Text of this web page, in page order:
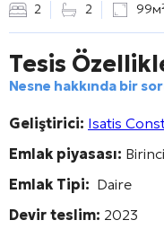
2 2
Tesis
Nesne hakkında bir
Geliştirici: Isatis
Emlak piyasası:
Emlak Tipi: Daire
Devir teslim: 2023